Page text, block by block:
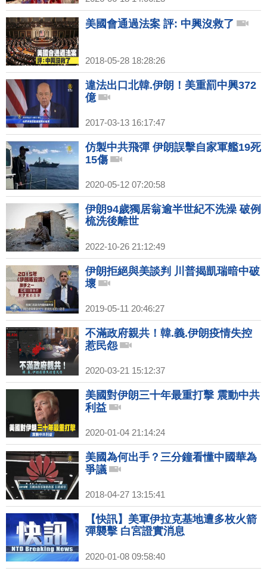
美國會通過法案 評: 中興沒救了
2018-05-28 18:28:26
違法出口北韓.伊朗！美重罰中興372
億
2017-03-13 16:17:47
仿製中共飛彈 伊朗誤擊自家軍艦19死
15傷
2020-05-12 07:20:58
伊朗94歲獨居翁逾半世紀不洗澡 破例
梳洗後離世
2022-10-26 21:12:49
伊朗拒絕與美談判 川普揭凱瑞暗中破
壞
2019-05-11 20:46:27
不滿政府親共！韓.義.伊朗疫情失控
惹民怨
2020-03-21 15:12:37
美國對伊朗三十年最重打擊 震動中共
利益
2020-01-04 21:14:24
美國為何出手？三分鐘看懂中國華為
爭議
2018-04-27 13:15:41
【快訊】美軍伊拉克基地遭多枚火箭
彈襲擊 白宮證實消息
2020-01-08 09:58:40